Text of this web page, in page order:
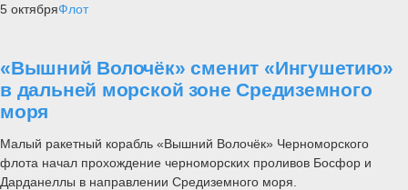
5 октябряФлот
«Вышний Волочёк» сменит «Ингушетию»
в дальней морской зоне Средиземного
моря
Малый ракетный корабль «Вышний Волочёк» Черноморского
флота начал прохождение черноморских проливов Босфор и
Дарданеллы в направлении Средиземного моря.